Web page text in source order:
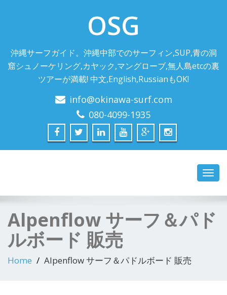
OSG
沖縄サーフガイド。沖縄中部でのサーフィン,SUP,青の洞
窟シュノーケリング,カヤック,マングローブ,無人島etcの裏
ツアーが満載! 中文,English,RussianもOK!
info@okinawa-surf.com
080-4099-1935
Alpenflow サーフ＆パド
ルボード 販売
Home Alpenflow サーフ＆パドルボード 販売